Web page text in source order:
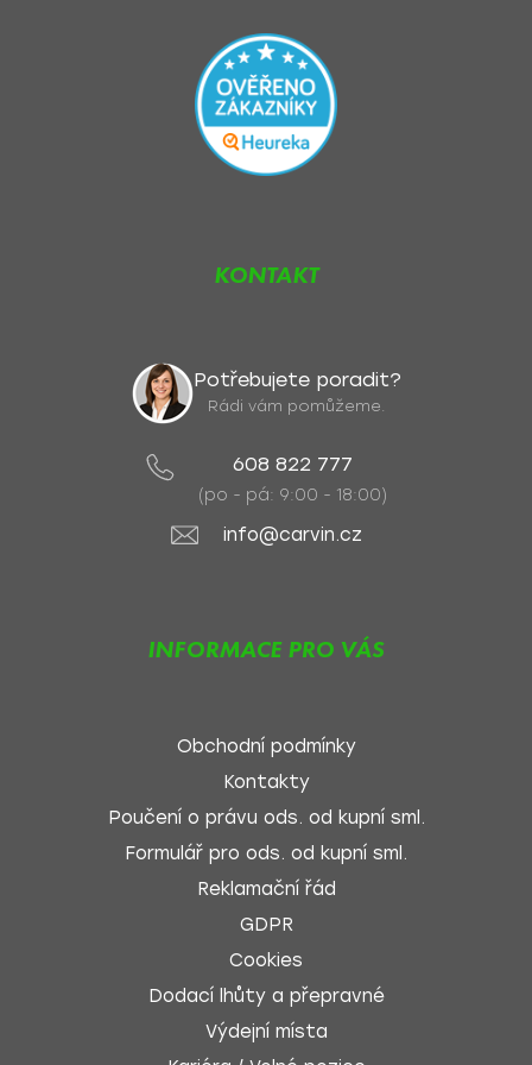
KONTAKT
Potřebujete poradit?
Rádi vám pomůžeme.
608 822 777
(po - pá: 9:00 - 18:00)
info@carvin.cz
INFORMACE PRO VÁS
Obchodní podmínky
Kontakty
Poučení o právu ods. od kupní sml.
Formulář pro ods. od kupní sml.
Reklamační řád
GDPR
Cookies
Dodací lhůty a přepravné
Výdejní místa